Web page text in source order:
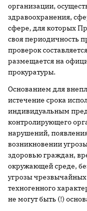
организации,
здравоохранения,
сфере, для которых
своя периодичность
проверок
размещается на
прокуратуры.
Основанием для
истечение срока
индивидуальным
контролирующего
нарушений,
возникновении
здоровью граждан,
окружающей среде,
угрозы
техногенного
не могут быть (!)